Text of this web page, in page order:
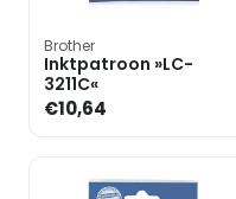
Brother
Inktpatroon »LC-
3211C«
€10,64